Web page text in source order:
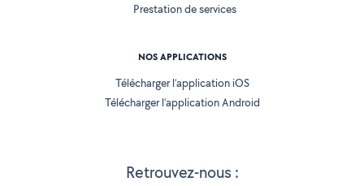
Retrouvez-nous :
Prestation de services
NOS APPLICATIONS
Télécharger l’application iOS
Télécharger l’application Android